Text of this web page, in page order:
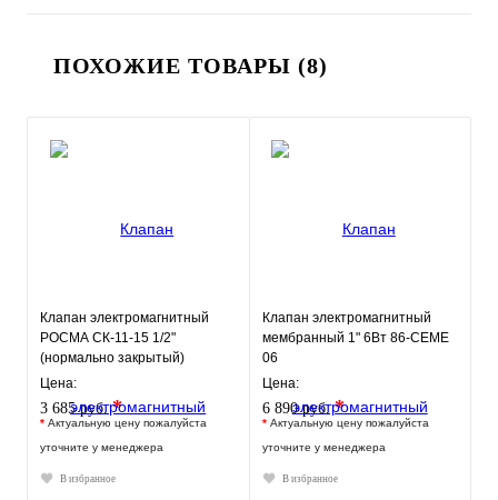
ПОХОЖИЕ ТОВАРЫ (8)
Клапан электромагнитный
РОСМА СК-11-15 1/2"
(нормально закрытый)
Цена:
3 685 руб.*
* Актуальную цену пожалуйста
уточните у менеджера
В избранное
Клапан электромагнитный
мембранный 1" 6Вт 86-CEME
06
Цена:
6 890 руб.*
* Актуальную цену пожалуйста
уточните у менеджера
В избранное